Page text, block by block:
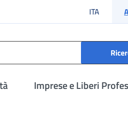
ITA Lingua
Imprese e Liberi